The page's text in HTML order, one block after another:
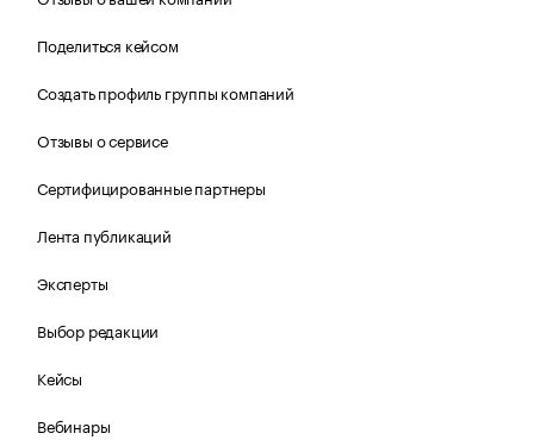
Поделиться кейсом
Создать профиль группы компаний
Отзывы о сервисе
Сертифицированные партнеры
Лента публикаций
Эксперты
Выбор редакции
Кейсы
Вебинары